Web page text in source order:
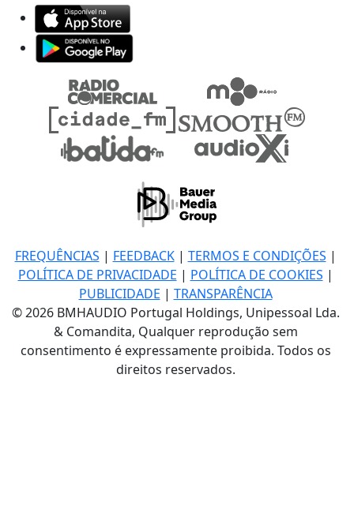
FREQUÊNCIAS | FEEDBACK| TERMOS E CONDIÇÕES |
POLÍTICA DE PRIVACIDADE | POLÍTICA DE COOKIES |
PUBLICIDADE | TRANSPARÊNCIA
© 2026 BMHAUDIO Portugal Holdings, Unipessoal Lda.
& Comandita, Qualquer reprodução sem
consentimento é expressamente proibida. Todos os
direitos reservados.